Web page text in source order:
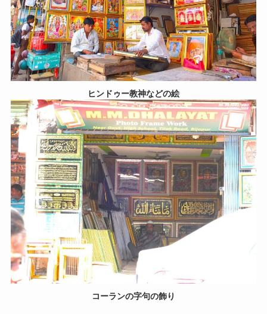
ヒンドゥー教神などの絵
コーランの字句の飾り